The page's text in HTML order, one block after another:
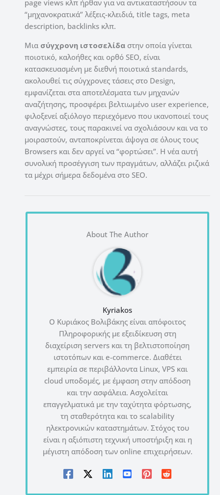
page views κλπ ήρθαν για να αντικαταστήσουν τα
“μηχανοκρατικά” λέξεις-κλειδιά, title tags, meta
description, backlinks κλπ.
Μια σύγχρονη ιστοσελίδα στην οποία γίνεται
ποιοτικό, καλοήθες και ορθό SEO, είναι
κατασκευασμένη με διεθνή ποιοτικά standards,
ακολουθεί τις σύγχρονες τάσεις στο Design,
εμφανίζεται στα αποτελέσματα των μηχανών
αναζήτησης, προσφέρει βελτιωμένο user experience,
φιλοξενεί αξιόλογο περιεχόμενο που ικανοποιεί τους
αναγνώστες, τους παρακινεί να σχολιάσουν και να το
μοιραστούν, ανταποκρίνεται άψογα σε όλους τους
Browsers και δεν αργεί να “φορτώσει”. Η νέα αυτή
συνολική προσέγγιση των πραγμάτων, αλλάζει ριζικά
τα μέχρι σήμερα δεδομένα στο SEO.
About The Author
Kyriakos
Ο Κυριάκος Βολιβάκης είναι απόφοιτος
Πληροφορικής με εξειδίκευση στη
διαχείριση servers και τη βελτιστοποίηση
ιστοτόπων και e-commerce. Διαθέτει
εμπειρία σε περιβάλλοντα Linux, VPS και
cloud υποδομές, με έμφαση στην απόδοση
και την ασφάλεια. Ασχολείται
επαγγελματικά με την ταχύτητα φόρτωσης,
τη σταθερότητα και το scalability
ηλεκτρονικών καταστημάτων. Στόχος του
είναι η αξιόπιστη τεχνική υποστήριξη και η
μέγιστη απόδοση των online επιχειρήσεων.